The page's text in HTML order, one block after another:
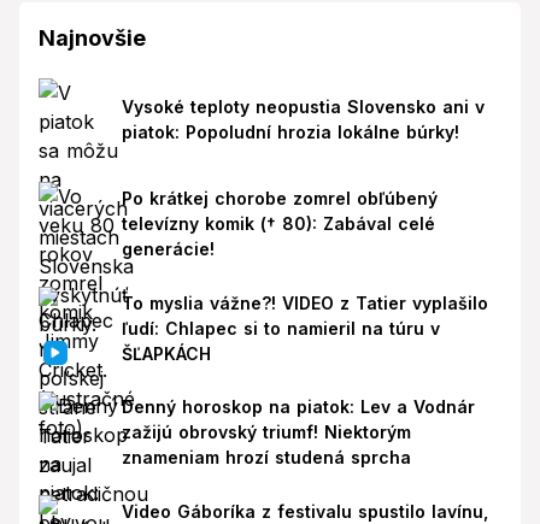
Najnovšie
Vysoké teploty neopustia Slovensko ani v
piatok: Popoludní hrozia lokálne búrky!
Po krátkej chorobe zomrel obľúbený
televízny komik († 80): Zabával celé
generácie!
To myslia vážne?! VIDEO z Tatier vyplašilo
ľudí: Chlapec si to namieril na túru v
ŠĽAPKÁCH
Denný horoskop na piatok: Lev a Vodnár
zažijú obrovský triumf! Niektorým
znameniam hrozí studená sprcha
Video Gáboríka z festivalu spustilo lavínu,